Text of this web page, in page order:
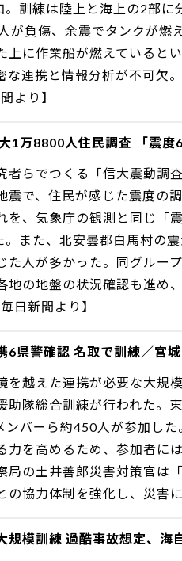
。訓練は陸上と海上の2部に
が負傷、余震でタンクが燃
上に作業船が燃えていると
な連携と情報分析が不可欠
より】
1万8800人住民調査 「震度
者らでつくる「信大震動調
震で、住民が感じた震度の
を、気象庁の観測と同じ「
。また、北安曇郡白馬村の
た人が多かった。同グルー
地の地盤の状況確認も進め
日新聞より】
6県警確認 名取で訓練／宮城
を越えた連携が必要な大規
助隊総合訓練が行われた。
バーら約450人が参加し
力を高めるため、参加者に
局の土井善郎災害対策官は
の協力体制を強化し、災害
規模訓練 過酷事故想定、海